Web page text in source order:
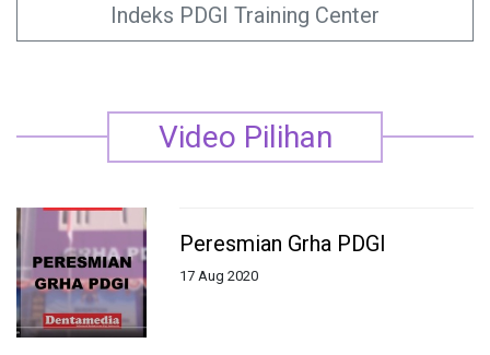
Indeks PDGI Training Center
Video Pilihan
Peresmian Grha PDGI